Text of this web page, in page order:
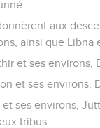
aux
ainsi que Libna
et ses environs,
et ses environs,
et ses environs,
tribus.